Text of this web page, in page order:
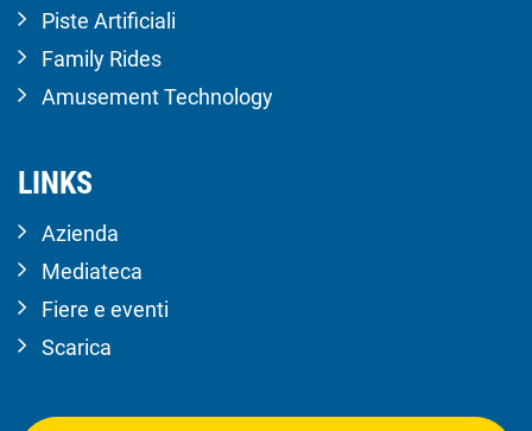
Piste Artificiali
Family Rides
Amusement Technology
LINKS
Azienda
Mediateca
Fiere e eventi
Scarica